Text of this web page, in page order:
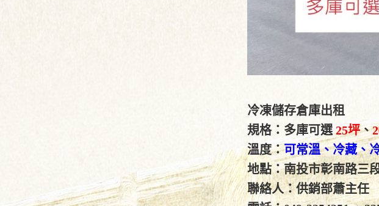
冷凍儲存倉庫出租
規格：多庫可選25坪、
溫度：可常溫、冷藏、
地點：南投市彰南路三
聯絡人：供銷部蕭主任